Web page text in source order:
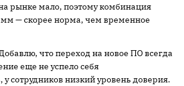
рынке мало, поэтому комбинация
— скорее норма, чем временное
что переход на новое ПО всегда
еще не успело себя
у сотрудников низкий уровень доверия.